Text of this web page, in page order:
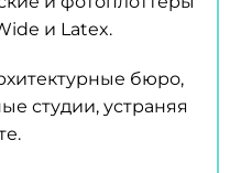
и Latex.
бюро,
студии, устраняя